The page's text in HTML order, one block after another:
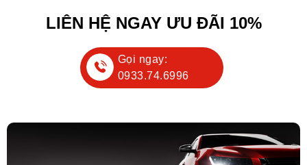
LIÊN HỆ NGAY ƯU ĐÃI 10%
Gọi ngay:
0933.74.6996